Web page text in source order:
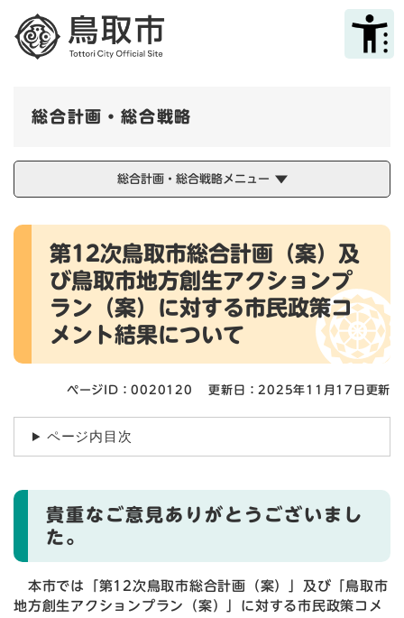
メニューを飛ばして本文へ
総合計画・総合戦略
総合計画・総合戦略メニュー
本
第12次鳥取市総合計画（案）及
び鳥取市地方創生アクションプ
ラン（案）に対する市民政策コ
メント結果について
ページID：0020120 更新日：2025年11月17日更新
ページ内目次
貴重なご意見ありがとうございまし
た。
本市では「第12次鳥取市総合計画（案）」及び「鳥取市
地方創生アクションプラン（案）」に対する市民政策コメ